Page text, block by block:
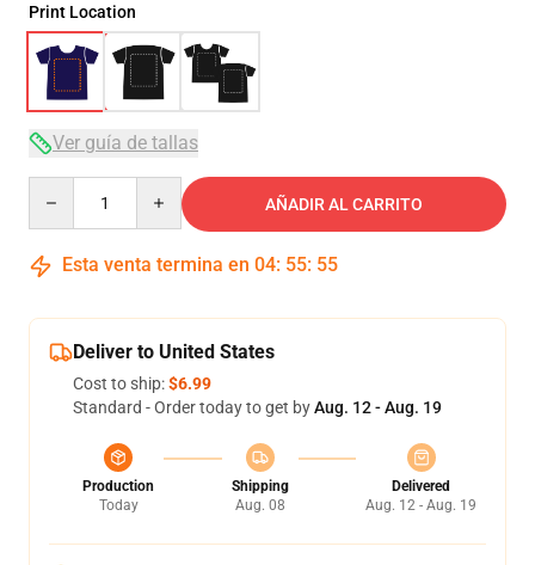
Print Location
Ver guía de tallas
AÑADIR AL CARRITO
Esta venta termina en 04: 55: 54
Deliver to United States
Cost to ship:$6.99
Standard - Order today to get byAug. 12 - Aug. 19
Production
Today
Shipping
Aug. 08
Delivered
Aug. 12 - Aug. 19